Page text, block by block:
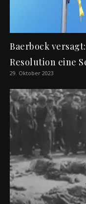
Baerbock
Resolution eine
29. Oktober 2023